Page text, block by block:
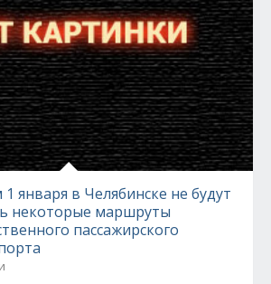
января в Челябинске не будут
некоторые маршруты
пассажирского